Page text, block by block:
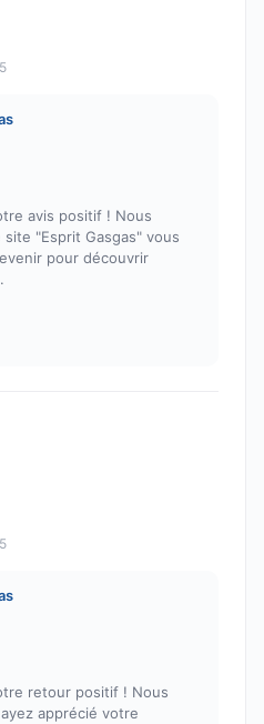
avis positif ! Nous
"Esprit Gasgas" vous
pour découvrir
retour positif ! Nous
apprécié votre